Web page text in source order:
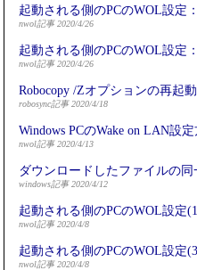
起動される側のPCのWOL設定
nwol記事 2020/4/26
起動される側のPCのWOL設定
nwol記事 2020/4/26
Robocopy /Zオプションの再起
robosync記事 2020/4/18
Windows PCのWake on LAN設
nwol記事 2020/4/13
ダウンロードしたファイルの
windows記事 2020/4/12
起動される側のPCのWOL設定
nwol記事 2020/4/8
起動される側のPCのWOL設定
nwol記事 2020/4/8